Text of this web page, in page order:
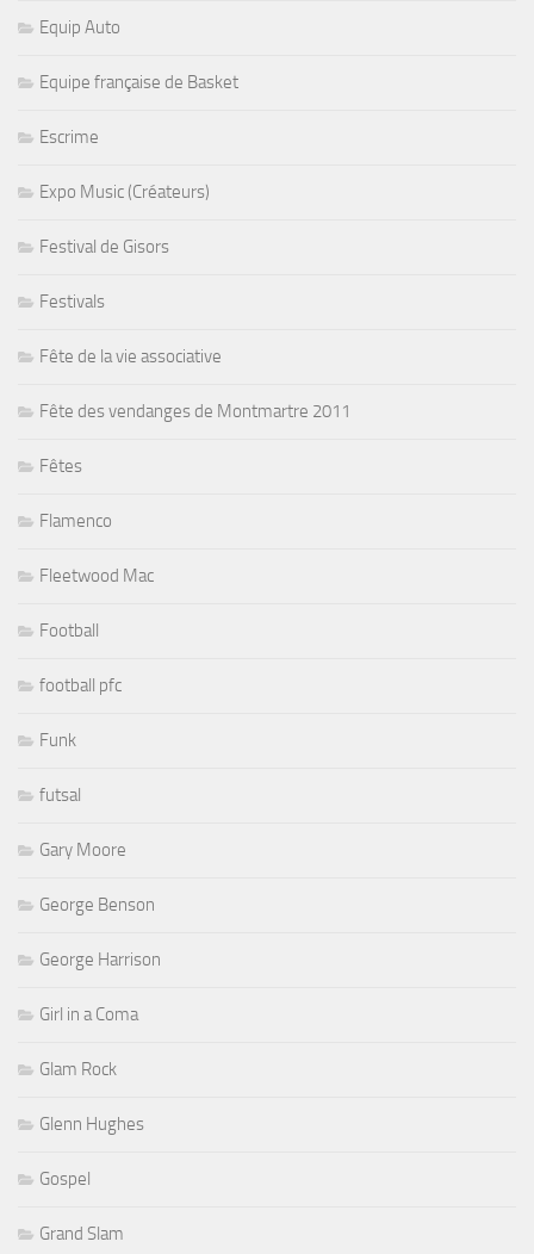
Equip Auto
Equipe française de Basket
Escrime
Expo Music (Créateurs)
Festival de Gisors
Festivals
Fête de la vie associative
Fête des vendanges de Montmartre 2011
Fêtes
Flamenco
Fleetwood Mac
Football
football pfc
Funk
futsal
Gary Moore
George Benson
George Harrison
Girl in a Coma
Glam Rock
Glenn Hughes
Gospel
Grand Slam